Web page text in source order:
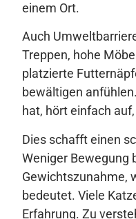
einem Ort.
Auch
Treppen, hohe
platzierte
bewältigen
hat, hört einfach
Dies schafft einen
Weniger Bewegung
Gewichtszunahme,
bedeutet. Viele
Erfahrung. Zu